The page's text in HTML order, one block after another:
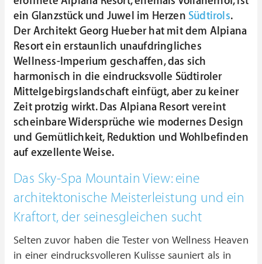
ein Glanzstück und Juwel im Herzen Südtirols.
Der Architekt Georg Hueber hat mit dem Alpiana
Resort ein erstaunlich unaufdringliches
Wellness-Imperium geschaffen, das sich
harmonisch in die eindrucksvolle Südtiroler
Mittelgebirgslandschaft einfügt, aber zu keiner
Zeit protzig wirkt. Das Alpiana Resort vereint
scheinbare Widersprüche wie modernes Design
und Gemütlichkeit, Reduktion und Wohlbefinden
auf exzellente Weise.
Das Sky-Spa Mountain View: eine
architektonische Meisterleistung und ein
Kraftort, der seinesgleichen sucht
Selten zuvor haben die Tester von Wellness Heaven
in einer eindrucksvolleren Kulisse sauniert als in